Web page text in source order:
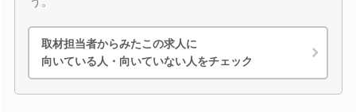
取材担当者からみたこの求人に
向いている人・向いていない人をチェック